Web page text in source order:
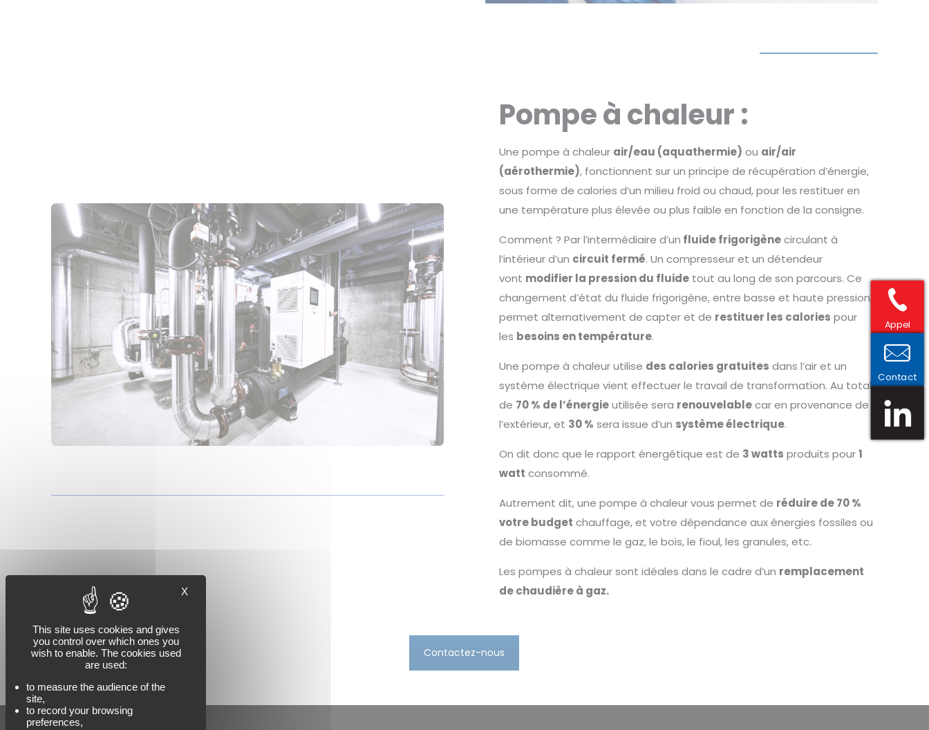
Pompe à chaleur :
Une pompe à chaleur air/eau (aquathermie) ou air/air
(aérothermie), fonctionnent sur un principe de récupération d’énergie,
sous forme de calories d’un milieu froid ou chaud, pour les restituer en
une température plus élevée ou plus faible en fonction de la consigne.
Comment ? Par l’intermédiaire d’un fluide frigorigènecirculant à
l’intérieur d’un circuit fermé. Un compresseur et un détendeur
vont modifier la pression du fluidetout au long de son parcours. Ce
changement d’état du fluide frigorigène, entre basse et haute pression,
permet alternativement de capter et de restituer les calories pour
les besoins en température.
Une pompe à chaleur utilise des calories gratuites dans l’air et un
système électrique vient effectuer le travail de transformation. Au total,
de 70 % de l’énergieutilisée sera renouvelablecar en provenance de
l’extérieur, et 30 % sera issue d’un système électrique.
On dit donc que le rapport énergétique est de 3 watts produits pour1
watt consommé.
Autrement dit, une pompe à chaleur vous permet de réduire de 70 %
votre budget chauffage, et votre dépendance aux énergies fossiles ou
de biomasse comme le gaz, le bois, le fioul, les granules, etc.
Les pompes à chaleur sont idéales dans le cadre d’un remplacement
de chaudière à gaz.
Contactez-nous
Appel
Contact
X
This site uses cookies and gives
you control over which ones you
wish to enable. The cookies used
are used:
to measure the audience of the
site,
to record your browsing
preferences,